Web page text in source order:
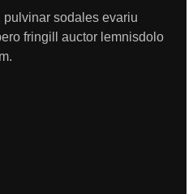
sodales evariu
fringill auctor lemnisdolo